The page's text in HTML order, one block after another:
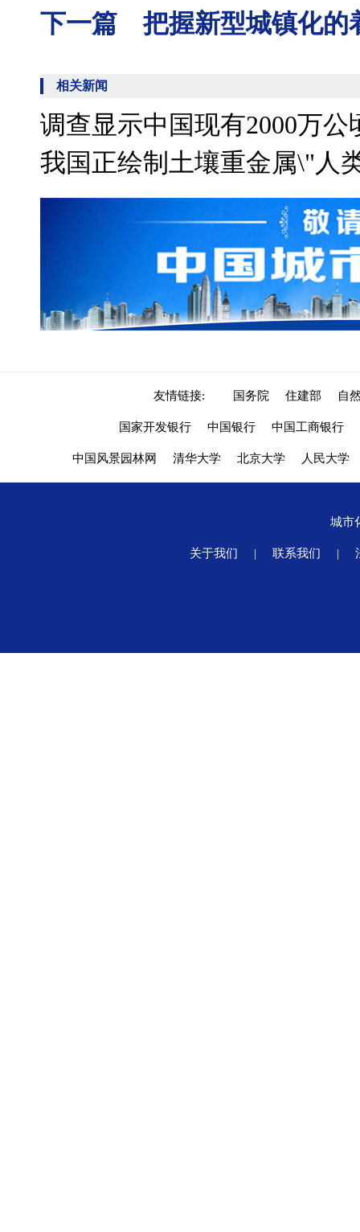
下一篇 把握新型城镇化的
相关新闻
调查显示中国现有2000万
我国正绘制土壤重金属\"人
友情链接: 国务院 住建部 自
国家开发银行 中国银行 中国工商银行
中国风景园林网 清华大学 北京大学 人民大学
城市
关于我们 | 联系我们 |